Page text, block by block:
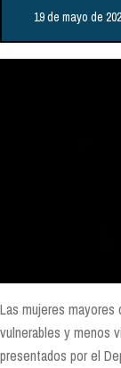
19 de mayo de
Las mujeres
vulnerables y menos
presentados por el